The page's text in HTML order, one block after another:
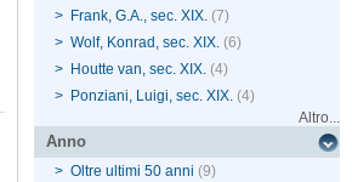
> Frank, G.A., sec. XIX. (7)
> Wolf, Konrad, sec. XIX. (6)
> Houtte van, sec. XIX. (4)
> Ponziani, Luigi, sec. XIX. (4)
Altro...
Anno
> Oltre ultimi 50 anni (9)